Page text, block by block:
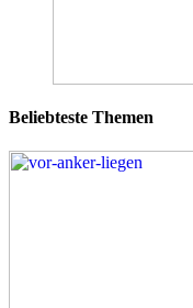
Beliebteste Themen